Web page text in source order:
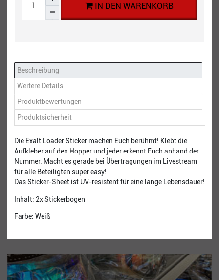
IN DEN WARENKORB
Beschreibung
Weitere Details
Produktbewertungen
Produktsicherheit
Die Exalt Loader Sticker machen Euch berühmt! Klebt die
Aufkleber auf den Hopper und jeder erkennt Euch anhand der
Nummer. Macht es gerade bei Übertragungen im Livestream
für alle Beteiligten super easy!
Das Sticker-Sheet ist UV-resistent für eine lange Lebensdauer!
Inhalt: 2x Stickerbogen
Farbe: Weiß